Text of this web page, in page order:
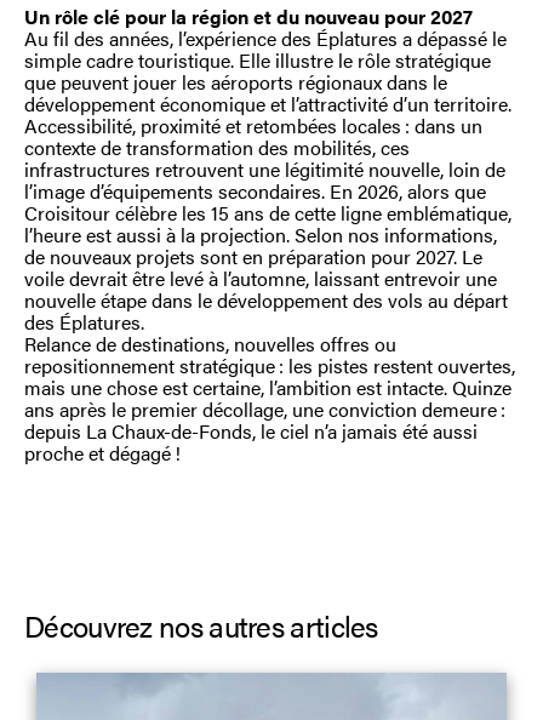
Un rôle clé pour la région et du nouveau pour 2027
Au fil des années, l’expérience des Éplatures a dépassé le
simple cadre touristique. Elle illustre le rôle stratégique
que peuvent jouer les aéroports régionaux dans le
développement économique et l’attractivité d’un territoire.
Accessibilité, proximité et retombées locales : dans un
contexte de transformation des mobilités, ces
infrastructures retrouvent une légitimité nouvelle, loin de
l’image d’équipements secondaires. En 2026, alors que
Croisitour célèbre les 15 ans de cette ligne emblématique,
l’heure est aussi à la projection. Selon nos informations,
de nouveaux projets sont en préparation pour 2027. Le
voile devrait être levé à l’automne, laissant entrevoir une
nouvelle étape dans le développement des vols au départ
des Éplatures.
Relance de destinations, nouvelles offres ou
repositionnement stratégique : les pistes restent ouvertes,
mais une chose est certaine, l’ambition est intacte. Quinze
ans après le premier décollage, une conviction demeure :
depuis La Chaux-de-Fonds, le ciel n’a jamais été aussi
proche et dégagé !
Découvrez nos autres articles